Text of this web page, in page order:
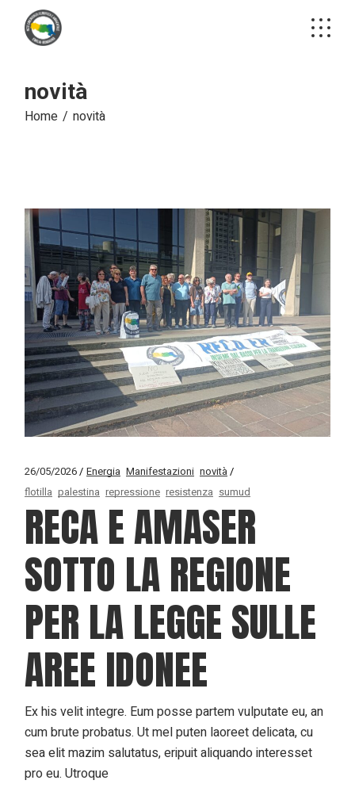
content
novità
Home novità
26/05/2026 Energia Manifestazioni novità
flotilla palestina repressione resistenza sumud
RECA E AMASER
SOTTO LA REGIONE
PER LA LEGGE SULLE
AREE IDONEE
Ex his velit integre. Eum posse partem vulputate eu, an
cum brute probatus. Ut mel puten laoreet delicata, cu
sea elit mazim salutatus, eripuit aliquando interesset
pro eu. Utroque